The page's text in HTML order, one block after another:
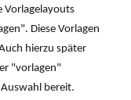
Vorlagelayouts
Diese Vorlagen
hierzu später
"vorlagen"
bereit.